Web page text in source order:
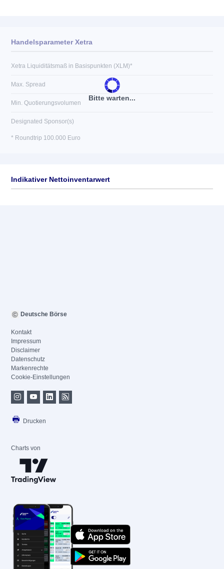
Bitte warten...
Handelsparameter Xetra
Xetra Liquiditätsmaß in Basispunkten (XLM)*
Max. Spread
Min. Quotierungsvolumen
Designated Sponsor(s)
* Roundtrip 100.000 Euro
Indikativer Nettoinventarwert
Deutsche Börse
Kontakt
Impressum
Disclaimer
Datenschutz
Markenrechte
Cookie-Einstellungen
Drucken
Charts von